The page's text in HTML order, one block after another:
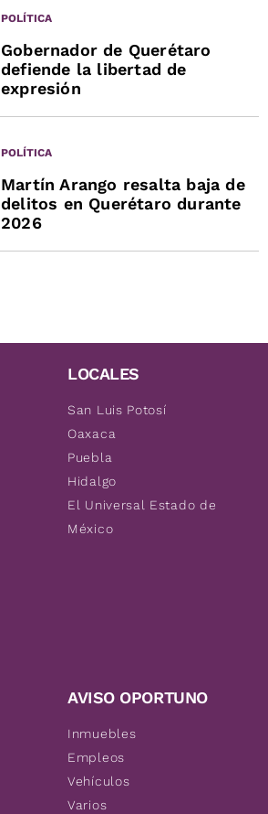
POLÍTICA
Gobernador de Querétaro
defiende la libertad de
expresión
POLÍTICA
Martín Arango resalta baja de
delitos en Querétaro durante
2026
LOCALES
San Luis Potosí
Oaxaca
Puebla
Hidalgo
El Universal Estado de
México
AVISO OPORTUNO
Inmuebles
Empleos
Vehículos
Varios